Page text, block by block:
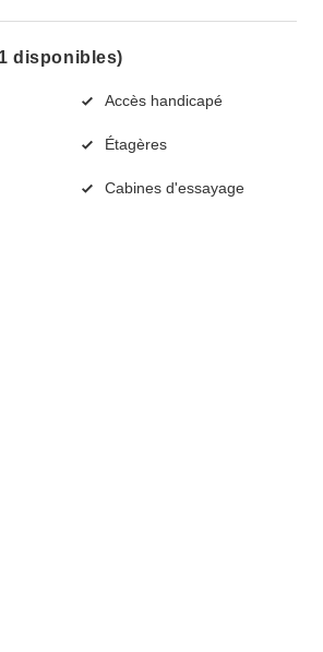
disponibles)
Accès handicapé
Étagères
Cabines d'essayage